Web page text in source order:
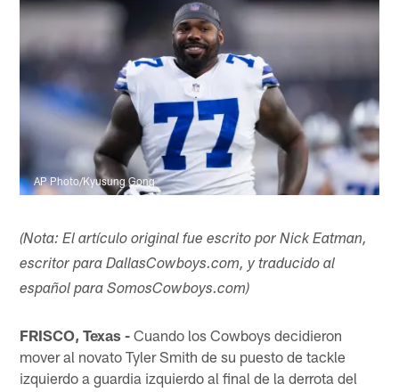
AP Photo/Kyusung Gong
(Nota: El artículo original fue escrito por Nick Eatman,
escritor para DallasCowboys.com, y traducido al
español para SomosCowboys.com)
FRISCO, Texas - Cuando los Cowboys decidieron
mover al novato Tyler Smith de su puesto de tackle
izquierdo a guardia izquierdo al final de la derrota del